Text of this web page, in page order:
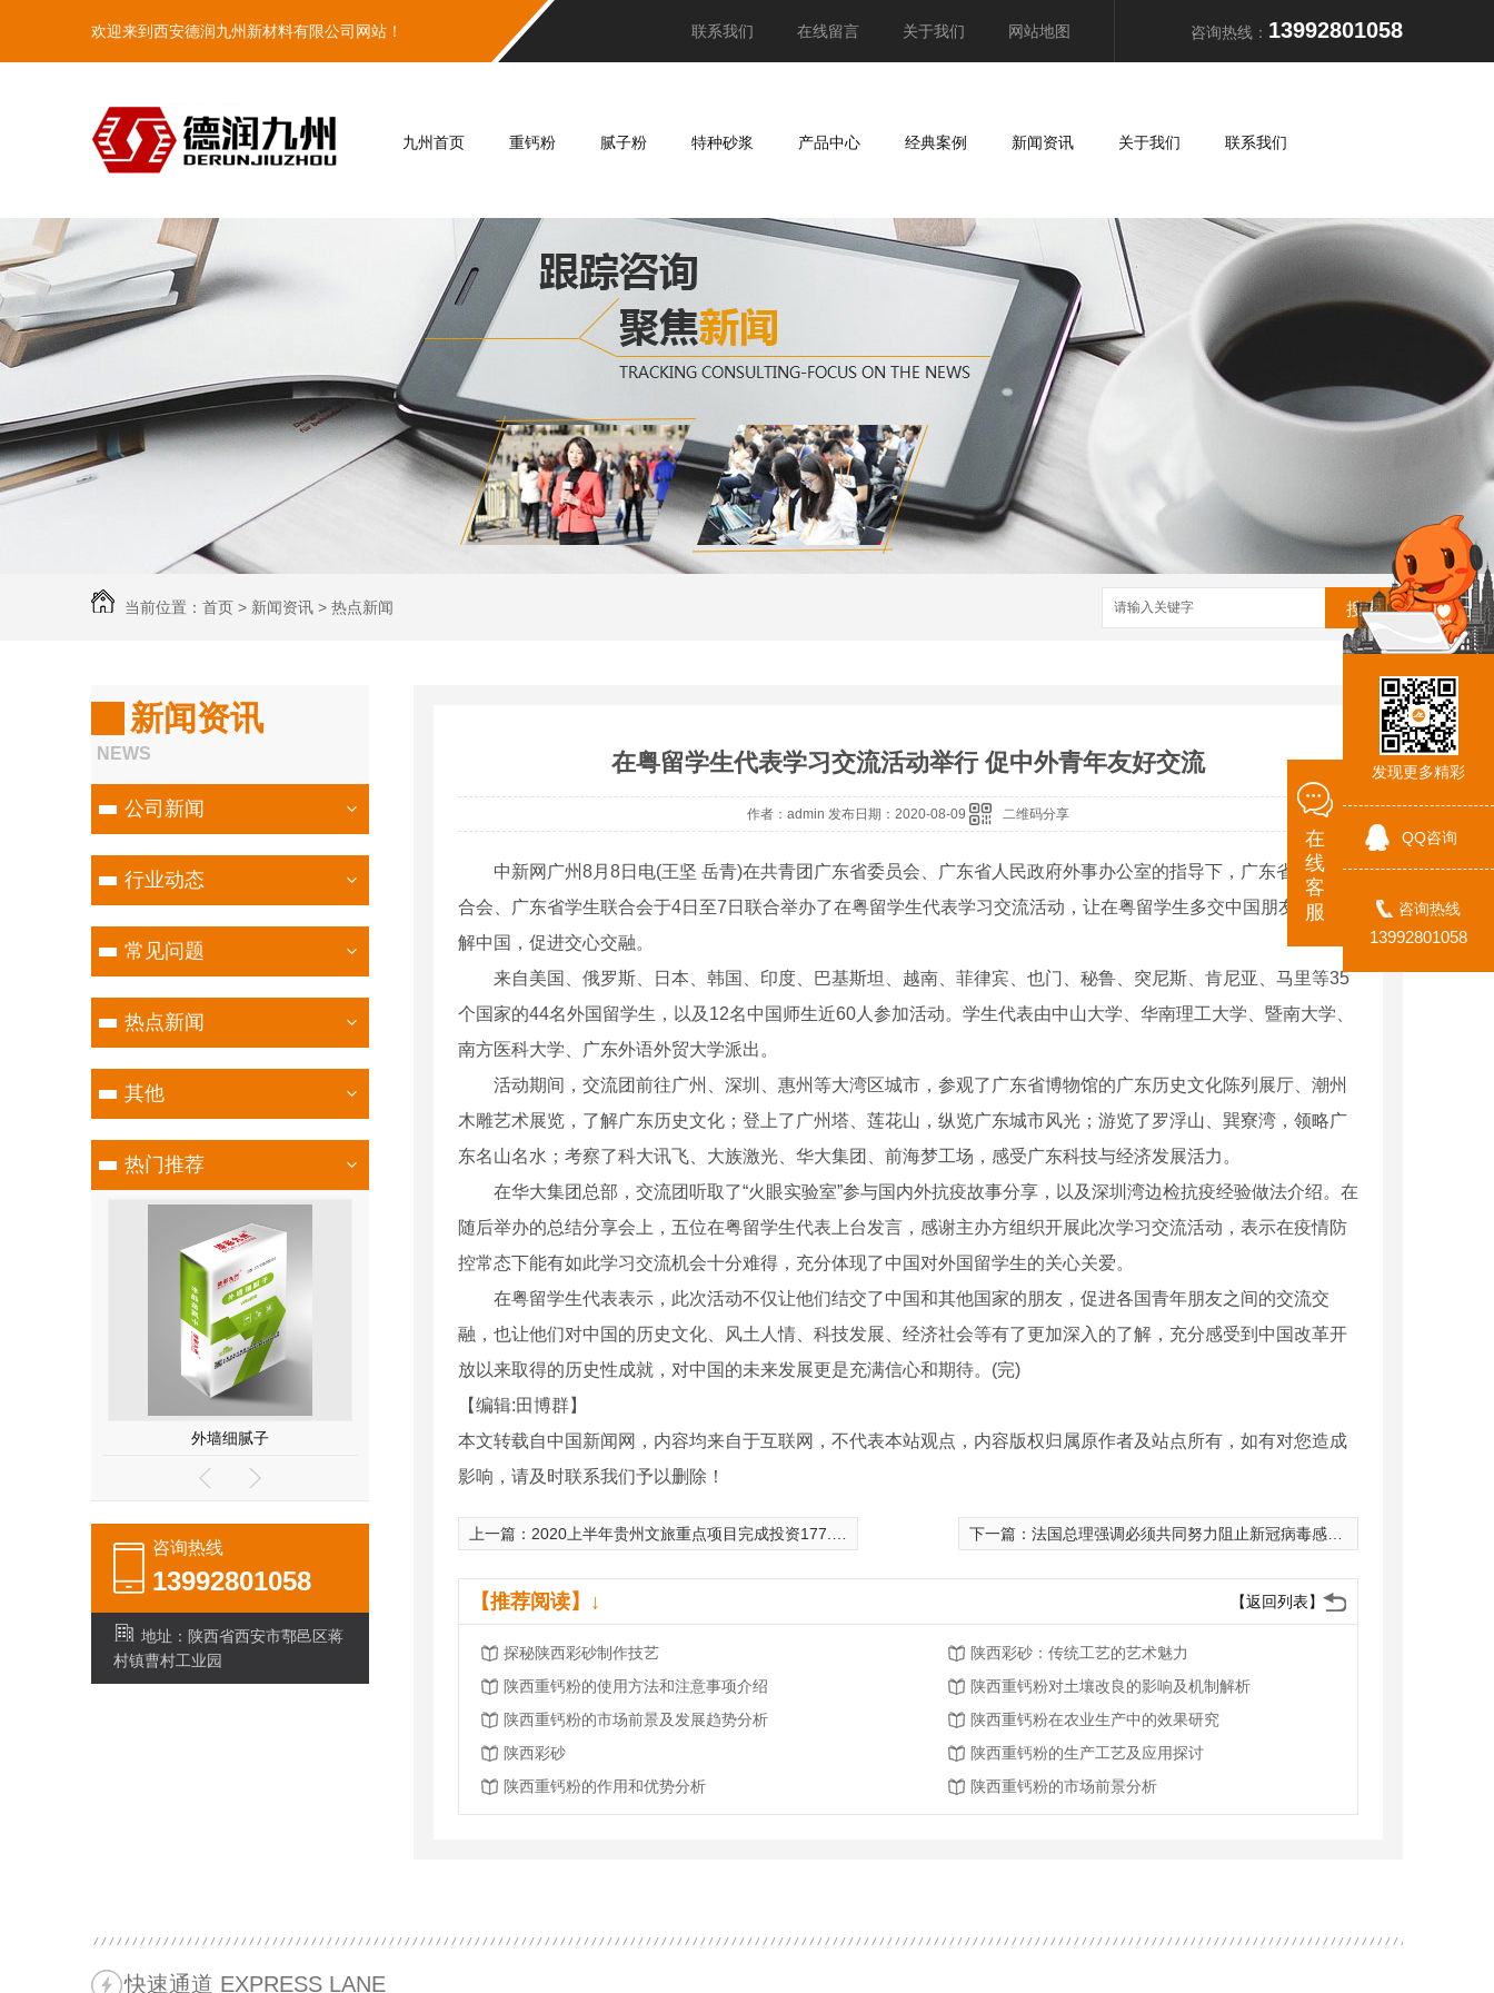
欢迎来到西安德润九州新材料有限公司网站！ 联系我们 在线留言 关于我们 网站地图 咨询热线： 13992801058
九州首页 重钙粉 腻子粉 特种砂浆 产品中心 经典案例 新闻资讯 关于我们 联系我们
当前位置： 首页 > 新闻资讯 > 热点新闻 搜索
新闻资讯
NEWS
公司新闻
行业动态
常见问题
热点新闻
其他
热门推荐
粉刷石膏 抹面砂浆 外墙细腻子
咨询热线
13992801058
地址：陕西省西安市鄠邑区蒋
村镇曹村工业园
在粤留学生代表学习交流活动举行 促中外青年友好交流
作者：admin 发布日期：2020-08-09 二维码分享
中新网广州8月8日电(王坚 岳青)在共青团广东省委员会、广东省人民政府外事办公室的指导下，广东省青年联
合会、广东省学生联合会于4日至7日联合举办了在粤留学生代表学习交流活动，让在粤留学生多交中国朋友，多了
解中国，促进交心交融。
来自美国、俄罗斯、日本、韩国、印度、巴基斯坦、越南、菲律宾、也门、秘鲁、突尼斯、肯尼亚、马里等35
个国家的44名外国留学生，以及12名中国师生近60人参加活动。学生代表由中山大学、华南理工大学、暨南大学、
南方医科大学、广东外语外贸大学派出。
活动期间，交流团前往广州、深圳、惠州等大湾区城市，参观了广东省博物馆的广东历史文化陈列展厅、潮州
木雕艺术展览，了解广东历史文化；登上了广州塔、莲花山，纵览广东城市风光；游览了罗浮山、巽寮湾，领略广
东名山名水；考察了科大讯飞、大族激光、华大集团、前海梦工场，感受广东科技与经济发展活力。
在华大集团总部，交流团听取了“火眼实验室”参与国内外抗疫故事分享，以及深圳湾边检抗疫经验做法介绍。在
随后举办的总结分享会上，五位在粤留学生代表上台发言，感谢主办方组织开展此次学习交流活动，表示在疫情防
控常态下能有如此学习交流机会十分难得，充分体现了中国对外国留学生的关心关爱。
在粤留学生代表表示，此次活动不仅让他们结交了中国和其他国家的朋友，促进各国青年朋友之间的交流交
融，也让他们对中国的历史文化、风土人情、科技发展、经济社会等有了更加深入的了解，充分感受到中国改革开
放以来取得的历史性成就，对中国的未来发展更是充满信心和期待。(完)
【编辑:田博群】
本文转载自中国新闻网，内容均来自于互联网，不代表本站观点，内容版权归属原作者及站点所有，如有对您造成
影响，请及时联系我们予以删除！
上一篇： 2020上半年贵州文旅重点项目完成投资177.82亿元 下一篇： 法国总理强调必须共同努力阻止新冠病毒感染率回升
【返回列表】
【推荐阅读】↓
探秘陕西彩砂制作技艺
陕西彩砂：传统工艺的艺术魅力
陕西重钙粉的使用方法和注意事项介绍
陕西重钙粉对土壤改良的影响及机制解析
陕西重钙粉的市场前景及发展趋势分析
陕西重钙粉在农业生产中的效果研究
陕西彩砂
陕西重钙粉的生产工艺及应用探讨
陕西重钙粉的作用和优势分析
陕西重钙粉的市场前景分析
快速通道 EXPRESS LANE
发现更多精彩
QQ咨询
咨询热线
13992801058
在
线
客
服